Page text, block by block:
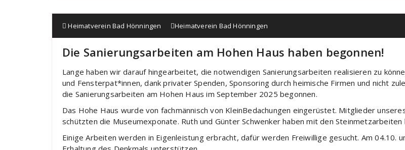
Heimatverein Bad Hönningen Heimatverein Bad Hönningen
Die Sanierungsarbeiten am Hohen Haus haben begonnen!
Lange haben wir darauf hingearbeitet, die notwendigen Sanierungsarbeiten realisieren zu
und Fensterpat*innen, dank privater Spenden, Sponsoring durch heimische Firmen und nicht
die Sanierungsarbeiten am Hohen Haus im September 2025 begonnen.
Das Hohe Haus wurde von fachmännisch von KleinBedachungen eingerüstet. Mitglieder
schützten die Museumexponate. Ruth und Günter Schwenker haben mit den Steinmetzarbeiten
Einige Arbeiten werden in Eigenleistung erbracht, dafür werden Freiwillige gesucht. Am 04.10.